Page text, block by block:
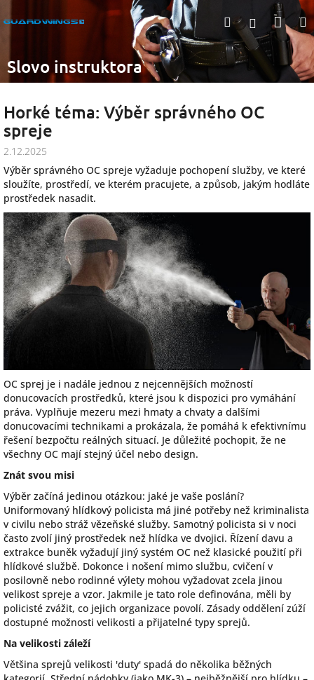
na
Hledat
Slovo instruktora
Horké téma: Výběr správného OC
spreje
2.12.2025
Výběr správného OC spreje vyžaduje pochopení služby, ve které
sloužíte, prostředí, ve kterém pracujete, a způsob, jakým hodláte
prostředek nasadit.
OC sprej je i nadále jednou z nejcennějších možností
donucovacích prostředků, které jsou k dispozici pro vymáhání
práva. Vyplňuje mezeru mezi hmaty a chvaty a dalšími
donucovacími technikami a prokázala, že pomáhá k efektivnímu
řešení bezpočtu reálných situací. Je důležité pochopit, že ne
všechny OC mají stejný účel nebo design.
Znát svou misi
Výběr začíná jedinou otázkou: jaké je vaše poslání?
Uniformovaný hlídkový policista má jiné potřeby než kriminalista
v civilu nebo stráž vězeňské služby. Samotný policista si v noci
často zvolí jiný prostředek než hlídka ve dvojici. Řízení davu a
extrakce buněk vyžadují jiný systém OC než klasické použití při
hlídkové službě. Dokonce i nošení mimo službu, cvičení v
posilovně nebo rodinné výlety mohou vyžadovat zcela jinou
velikost spreje a vzor. Jakmile je tato role definována, měli by
policisté zvážit, co jejich organizace povolí. Zásady oddělení zúží
dostupné možnosti velikosti a přijatelné typy sprejů.
Na velikosti záleží
Většina sprejů velikosti 'duty' spadá do několika běžných